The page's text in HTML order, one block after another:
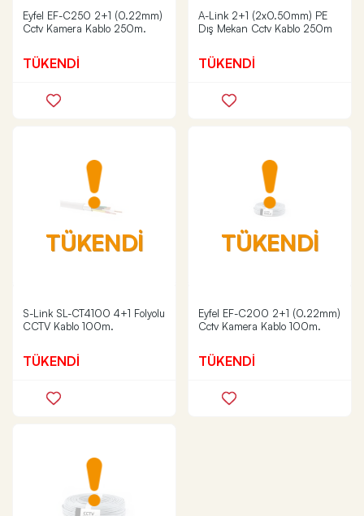
Eyfel EF-C250 2+1 (0.22mm)
Cctv Kamera Kablo 250m.
TÜKENDİ
A-Link 2+1 (2x0.50mm) PE
Dış Mekan Cctv Kablo 250m
TÜKENDİ
TÜKENDİ
S-Link SL-CT4100 4+1 Folyolu
CCTV Kablo 100m.
TÜKENDİ
TÜKENDİ
Eyfel EF-C200 2+1 (0.22mm)
Cctv Kamera Kablo 100m.
TÜKENDİ